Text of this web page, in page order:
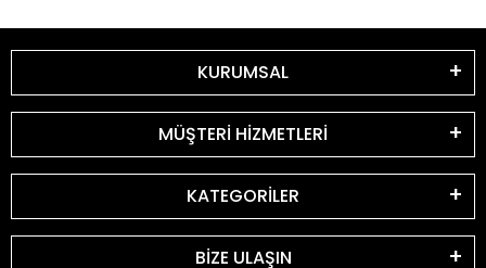
KURUMSAL
MÜŞTERİ HİZMETLERİ
KATEGORİLER
BİZE ULAŞIN